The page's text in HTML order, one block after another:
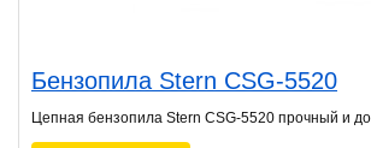
Бензопила Stern CSG-5520
Цепная бензопила Stern CSG-5520 прочный и